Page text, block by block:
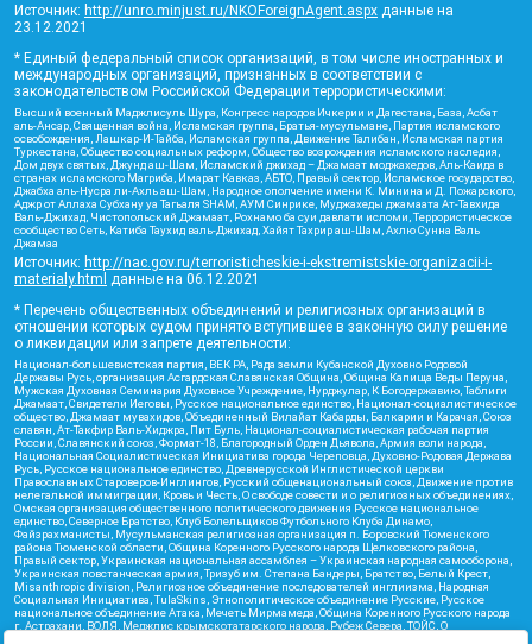
Источник: http://unro.minjust.ru/NKOForeignAgent.aspx данные на
23.12.2021
* Единый федеральный список организаций, в том числе иностранных и
международных организаций, признанных в соответствии с
законодательством Российской Федерации террористическими:
Высший военный Маджлисуль Шура, Конгресс народов Ичкерии и Дагестана, База, Асбат
аль-Ансар, Священная война, Исламская группа, Братья-мусульмане, Партия исламского
освобождения, Лашкар-И-Тайба, Исламская группа, Движение Талибан, Исламская партия
Туркестана, Общество социальных реформ, Общество возрождения исламского наследия,
Дом двух святых, Джунд аш-Шам, Исламский джихад – Джамаат моджахедов, Аль-Каида в
странах исламского Магриба, Имарат Кавказ, АБТО, Правый сектор, Исламское государство,
Джабха аль-Нусра ли-Ахль аш-Шам, Народное ополчение имени К. Минина и Д. Пожарского,
Аджр от Аллаха Субхану уа Тагьаля SHAM, АУМ Синрике, Муджахеды джамаата Ат-Тавхида
Валь-Джихад, Чистопольский Джамаат, Рохнамо ба суи давлати исломи, Террористическое
сообщество Сеть, Катиба Таухид валь-Джихад, Хайят Тахрир аш-Шам, Ахлю Сунна Валь
Джамаа
Источник: http://nac.gov.ru/terroristicheskie-i-ekstremistskie-organizacii-i-
materialy.html данные на 06.12.2021
* Перечень общественных объединений и религиозных организаций в
отношении которых судом принято вступившее в законную силу решение
о ликвидации или запрете деятельности:
Национал-большевистская партия, ВЕК РА, Рада земли Кубанской Духовно Родовой
Державы Русь, организация Асгардская Славянская Община, Община Капища Веды Перуна,
Мужская Духовная Семинария Духовное Учреждение, Нурджулар, К Богодержавию, Таблиги
Джамаат, Свидетели Иеговы, Русское национальное единство, Национал-социалистическое
общество, Джамаат мувахидов, Объединенный Вилайат Кабарды, Балкарии и Карачая, Союз
славян, Ат-Такфир Валь-Хиджра, Пит Буль, Национал-социалистическая рабочая партия
России, Славянский союз, Формат-18, Благородный Орден Дьявола, Армия воли народа,
Национальная Социалистическая Инициатива города Череповца, Духовно-Родовая Держава
Русь, Русское национальное единство, Древнерусской Инглистической церкви
Православных Староверов-Инглингов, Русский общенациональный союз, Движение против
нелегальной иммиграции, Кровь и Честь, О свободе совести и о религиозных объединениях,
Омская организация общественного политического движения Русское национальное
единство, Северное Братство, Клуб Болельщиков Футбольного Клуба Динамо,
Файзрахманисты, Мусульманская религиозная организация п. Боровский Тюменского
района Тюменской области, Община Коренного Русского народа Щелковского района,
Правый сектор, Украинская национальная ассамблея – Украинская народная самооборона,
Украинская повстанческая армия, Тризуб им. Степана Бандеры, Братство, Белый Крест,
Misanthropic division, Религиозное объединение последователей инглиизма, Народная
Социальная Инициатива, TulaSkins, Этнополитическое объединение Русские, Русское
национальное объединение Атака, Мечеть Мирмамеда, Община Коренного Русского народа
г. Астрахани, ВОЛЯ, Меджлис крымскотатарского народа, Рубеж Севера, ТОЙС, О